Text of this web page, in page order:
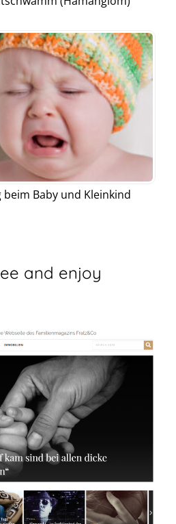
Baby und Kleinkind
and enjoy